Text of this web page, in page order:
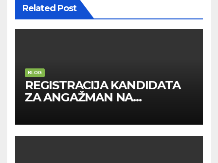
Related Post
BLOG
REGISTRACIJA KANDIDATA
ZA ANGAŽMAN NA